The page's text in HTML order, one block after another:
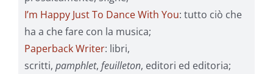
I’m Happy Just To Dance With You: tutto ciò che
ha a che fare con la musica;
Paperback Writer: libri,
scritti, pamphlet, feuilleton, editori ed editoria;